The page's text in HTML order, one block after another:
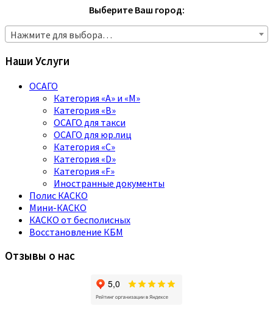
Выберите Ваш город:
Нажмите для выбора…
Наши Услуги
ОСАГО
Категория «A» и «M»
Категория «B»
ОСАГО для такси
ОСАГО для юр.лиц
Категория «C»
Категория «D»
Категория «F»
Иностранные документы
Полис КАСКО
Мини-КАСКО
КАСКО от бесполисных
Восстановление КБМ
Отзывы о нас